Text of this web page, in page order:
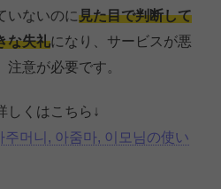
いないのに見た目で判断して
な失礼になり、サービスが悪
注意が必要です。
しくはこちら↓
머니, 아줌마, 이모님の使い